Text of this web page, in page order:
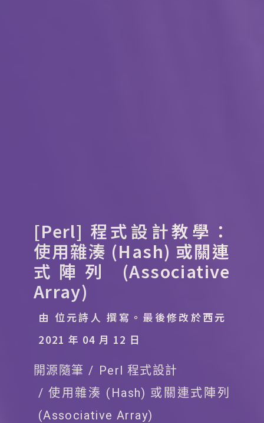
[Perl] 程式設計教學：
使用雜湊 (Hash) 或關連
式陣列 (Associative
Array)
由 位元詩人 撰寫。 最後修改於西元
2021 年 04 月 12 日
開源隨筆
Perl 程式設計
使用雜湊 (Hash) 或關連式陣列
(Associative Array)